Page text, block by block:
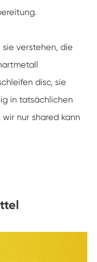
verstehen, die
disc, sie
in tatsächlichen
nur shared kann